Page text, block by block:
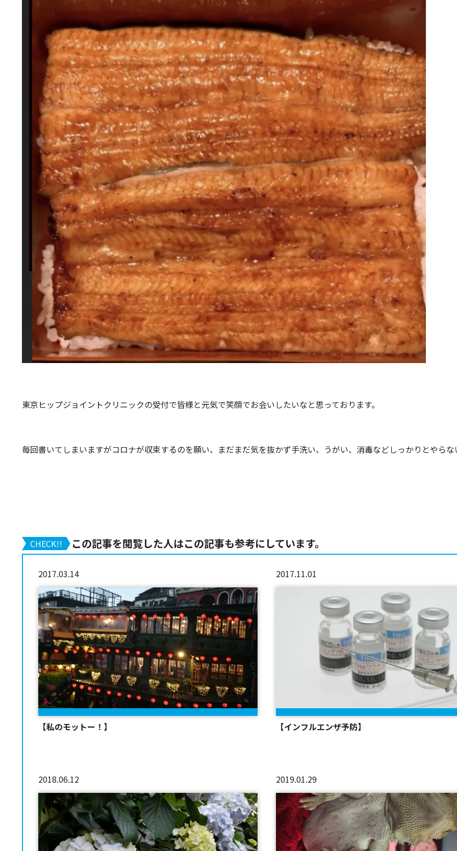
東京ヒップジョイントクリニックの受付で皆様と元気で笑顔でお会いしたいなと思っております。
毎回書いてしまいますがコロナが収束するのを願い、まだまだ気を抜かず手洗い、うがい、消毒などしっかりとやらな
CHECK!! この記事を閲覧した人はこの記事も参考にしています。
2017.03.14
【私のモットー！】
2017.11.01
【インフルエンザ予防】
2018.06.12 2019.01.29